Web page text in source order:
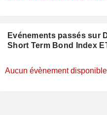
Evénements passés sur
Short Term Bond Index
Aucun évènement disponible